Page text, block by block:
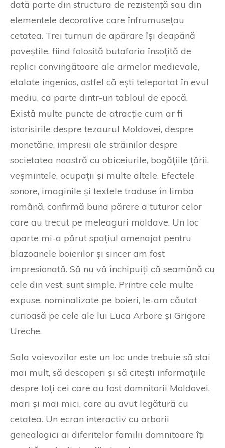
dată parte din structura de rezistență sau din
elementele decorative care înfrumusețau
cetatea. Trei turnuri de apărare își deapănă
poveștile, fiind folosită butaforia însoțită de
replici convingătoare ale armelor medievale,
etalate ingenios, astfel că ești teleportat în evul
mediu, ca parte dintr-un tabloul de epocă.
Există multe puncte de atracție cum ar fi
istorisirile despre tezaurul Moldovei, despre
monetărie, impresii ale străinilor despre
societatea noastră cu obiceiurile, bogățiile țării,
veșmintele, ocupații și multe altele. Efectele
sonore, imaginile și textele traduse în limba
română, confirmă buna părere a tuturor celor
care au trecut pe meleaguri moldave. Un loc
aparte mi-a părut spațiul amenajat pentru
blazoanele boierilor și sincer am fost
impresionată. Să nu vă închipuiți că seamănă cu
cele din vest, sunt simple. Printre cele multe
expuse, nominalizate pe boieri, le-am căutat
curioasă pe cele ale lui Luca Arbore și Grigore
Ureche.
Sala voievozilor este un loc unde trebuie să stai
mai mult, să descoperi și să citești informațiile
despre toți cei care au fost domnitorii Moldovei,
mari și mai mici, care au avut legătură cu
cetatea. Un ecran interactiv cu arborii
genealogici ai diferitelor familii domnitoare îți